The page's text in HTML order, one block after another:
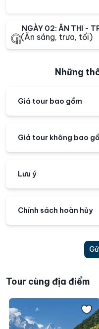
NGÀY 02: ÂN THI -
(Ăn sáng, trưa, tối)
Những
Giá tour bao gồm
Giá tour không bao
Lưu ý
Chính sách hoàn hủy
Tour cùng địa điểm